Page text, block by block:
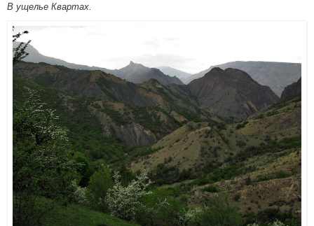
В ущелье Квартах.